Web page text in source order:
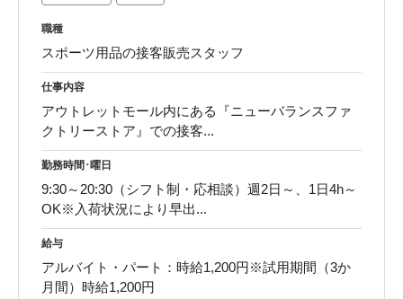
職種
スポーツ用品の接客販売スタッフ
仕事内容
アウトレットモール内にある『ニューバランスファ
クトリーストア』での接客...
勤務時間･曜日
9:30～20:30（シフト制・応相談）週2日～、1日4h～
OK※入荷状況により早出...
給与
アルバイト・パート：時給1,200円※試用期間（3か
月間）時給1,200円